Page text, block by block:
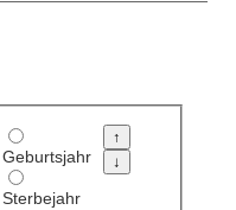
Geburtsjahr
Sterbejahr